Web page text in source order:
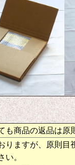
も商品の返品は原
りますが、原則目
い。